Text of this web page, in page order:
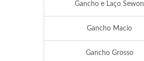
Gancho e Laço Sewon
Gancho Macio
Gancho Grosso